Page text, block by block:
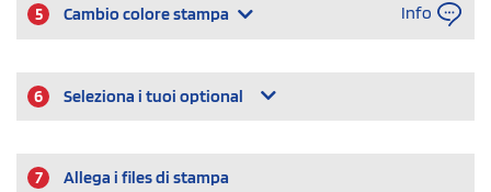
5 Cambio colore stampa Info
6 Seleziona i tuoi optional
7 Allega i files di stampa